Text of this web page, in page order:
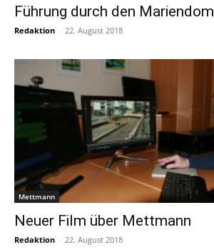
Führung durch den Mariendom
Redaktion - 22. August 2018
Mettmann
Neuer Film über Mettmann
Redaktion - 22. August 2018